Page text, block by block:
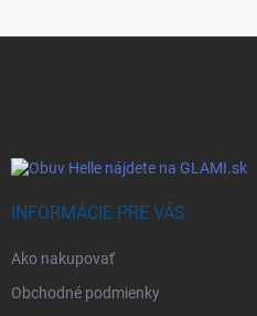
INFORMÁCIE PRE VÁS
Ako nakupovať
Obchodné podmienky